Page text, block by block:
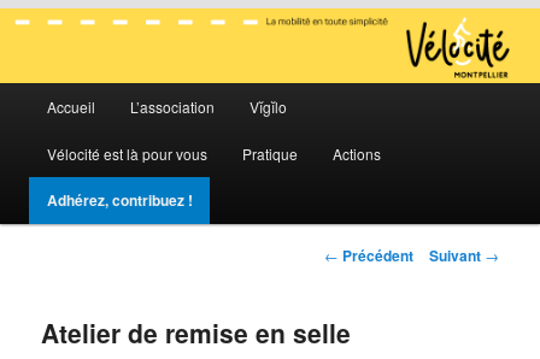
Vélocité Grand Montpellier
La mobilité en toute simplicité
Aller
au
contenu
Aller
au
contenu
Accueil L’association Vĭgĭlo
Vélocité est là pour vous Pratique Actions
Adhérez, contribuez !
Navigation
← Précédent Suivant →
Atelier de remise en selle